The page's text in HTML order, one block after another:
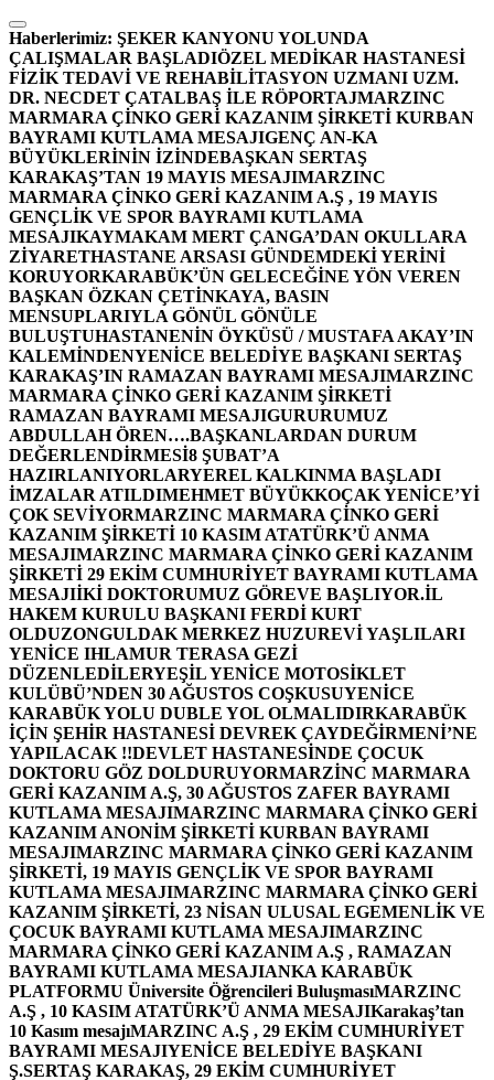
İçeriğe
atla
Haberlerimiz: ŞEKER KANYONU YOLUNDA
ÇALIŞMALAR BAŞLADIÖZEL MEDİKAR HASTANESİ
FİZİK TEDAVİ VE REHABİLİTASYON UZMANI UZM.
DR. NECDET ÇATALBAŞ İLE RÖPORTAJMARZINC
MARMARA ÇİNKO GERİ KAZANIM ŞİRKETİ KURBAN
BAYRAMI KUTLAMA MESAJIGENÇ AN-KA
BÜYÜKLERİNİN İZİNDEBAŞKAN SERTAŞ
KARAKAŞ’TAN 19 MAYIS MESAJIMARZINC
MARMARA ÇİNKO GERİ KAZANIM A.Ş , 19 MAYIS
GENÇLİK VE SPOR BAYRAMI KUTLAMA
MESAJIKAYMAKAM MERT ÇANGA’DAN OKULLARA
ZİYARETHASTANE ARSASI GÜNDEMDEKİ YERİNİ
KORUYORKARABÜK’ÜN GELECEĞİNE YÖN VEREN
BAŞKAN ÖZKAN ÇETİNKAYA, BASIN
MENSUPLARIYLA GÖNÜL GÖNÜLE
BULUŞTUHASTANENİN ÖYKÜSÜ / MUSTAFA AKAY’IN
KALEMİNDENYENİCE BELEDİYE BAŞKANI SERTAŞ
KARAKAŞ’IN RAMAZAN BAYRAMI MESAJIMARZINC
MARMARA ÇİNKO GERİ KAZANIM ŞİRKETİ
RAMAZAN BAYRAMI MESAJIGURURUMUZ
ABDULLAH ÖREN….BAŞKANLARDAN DURUM
DEĞERLENDİRMESİ8 ŞUBAT’A
HAZIRLANIYORLARYEREL KALKINMA BAŞLADI
İMZALAR ATILDIMEHMET BÜYÜKKOÇAK YENİCE’Yİ
ÇOK SEVİYORMARZINC MARMARA ÇİNKO GERİ
KAZANIM ŞİRKETİ 10 KASIM ATATÜRK’Ü ANMA
MESAJIMARZINC MARMARA ÇİNKO GERİ KAZANIM
ŞİRKETİ 29 EKİM CUMHURİYET BAYRAMI KUTLAMA
MESAJIİKİ DOKTORUMUZ GÖREVE BAŞLIYOR.İL
HAKEM KURULU BAŞKANI FERDİ KURT
OLDUZONGULDAK MERKEZ HUZUREVİ YAŞLILARI
YENİCE IHLAMUR TERASA GEZİ
DÜZENLEDİLERYEŞİL YENİCE MOTOSİKLET
KULÜBÜ’NDEN 30 AĞUSTOS COŞKUSUYENİCE
KARABÜK YOLU DUBLE YOL OLMALIDIRKARABÜK
İÇİN ŞEHİR HASTANESİ DEVREK ÇAYDEĞİRMENİ’NE
YAPILACAK !!DEVLET HASTANESİNDE ÇOCUK
DOKTORU GÖZ DOLDURUYORMARZİNC MARMARA
GERİ KAZANIM A.Ş, 30 AĞUSTOS ZAFER BAYRAMI
KUTLAMA MESAJIMARZINC MARMARA ÇİNKO GERİ
KAZANIM ANONİM ŞİRKETİ KURBAN BAYRAMI
MESAJIMARZINC MARMARA ÇİNKO GERİ KAZANIM
ŞİRKETİ, 19 MAYIS GENÇLİK VE SPOR BAYRAMI
KUTLAMA MESAJIMARZINC MARMARA ÇİNKO GERİ
KAZANIM ŞİRKETİ, 23 NİSAN ULUSAL EGEMENLİK VE
ÇOCUK BAYRAMI KUTLAMA MESAJIMARZINC
MARMARA ÇİNKO GERİ KAZANIM A.Ş , RAMAZAN
BAYRAMI KUTLAMA MESAJIANKA KARABÜK
PLATFORMU Üniversite Öğrencileri BuluşmasıMARZINC
A.Ş , 10 KASIM ATATÜRK’Ü ANMA MESAJIKarakaş’tan
10 Kasım mesajıMARZINC A.Ş , 29 EKİM CUMHURİYET
BAYRAMI MESAJIYENİCE BELEDİYE BAŞKANI
Ş.SERTAŞ KARAKAŞ, 29 EKİM CUMHURİYET